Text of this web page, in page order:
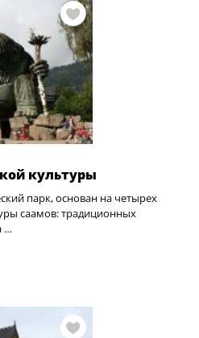
культуры
парк, основан на четырех
саамов: традиционных
…